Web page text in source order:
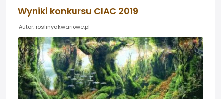
Wyniki konkursu CIAC 2019
Autor: roslinyakwariowe.pl